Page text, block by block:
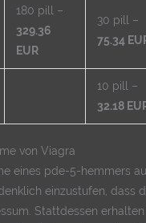
180 pill –
329.36
EUR
30 pill –
75.34
10 pill –
32.18
von Viagra
eines pde-5-hemmers
einzustufen, dass
Stattdessen